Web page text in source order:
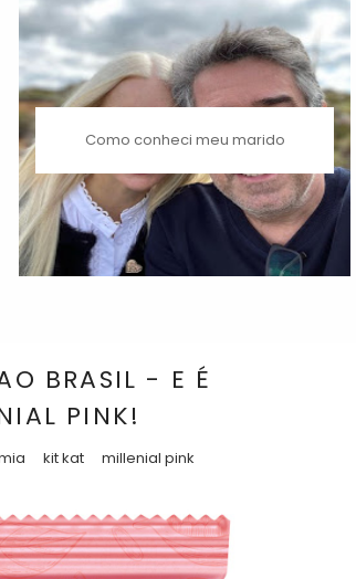
Como conheci meu marido
BRASIL - E É
PINK!
kit kat millenial pink